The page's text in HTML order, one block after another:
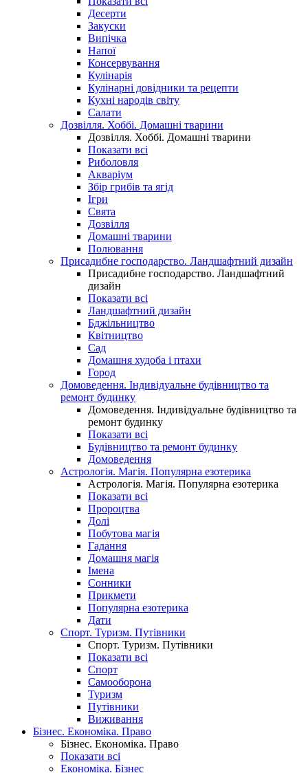
Десерти
Закуски
Випічка
Напої
Консервування
Кулінарія
Кулінарні довідники та рецепти
Кухні народів світу
Салати
Дозвілля. Хоббі. Домашні тварини
Дозвілля. Хоббі. Домашні тварини
Показати всі
Риболовля
Акваріум
Збір грибів та ягід
Ігри
Свята
Дозвілля
Домашні тварини
Полювання
Присадибне господарство. Ландшафтний дизайн
Присадибне господарство. Ландшафтний
дизайн
Показати всі
Ландшафтний дизайн
Бджільництво
Квітництво
Сад
Домашня худоба і птахи
Город
Домоведення. Індивідуальне будівництво та
ремонт будинку
Домоведення. Індивідуальне будівництво та
ремонт будинку
Показати всі
Будівництво та ремонт будинку
Домоведення
Астрологія. Магія. Популярна езотерика
Астрологія. Магія. Популярна езотерика
Показати всі
Пророцтва
Долі
Побутова магія
Гадання
Домашня магія
Імена
Сонники
Прикмети
Популярна езотерика
Дати
Спорт. Туризм. Путівники
Спорт. Туризм. Путівники
Показати всі
Спорт
Самооборона
Туризм
Путівники
Виживання
Бізнес. Економіка. Право
Бізнес. Економіка. Право
Показати всі
Економіка. Бізнес